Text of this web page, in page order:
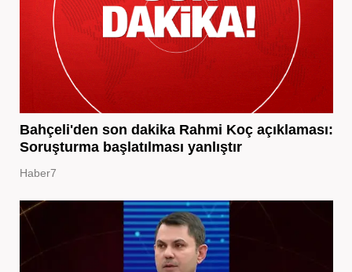
Bahçeli'den son dakika Rahmi Koç açıklaması:
Soruşturma başlatılması yanlıştır
Haber7